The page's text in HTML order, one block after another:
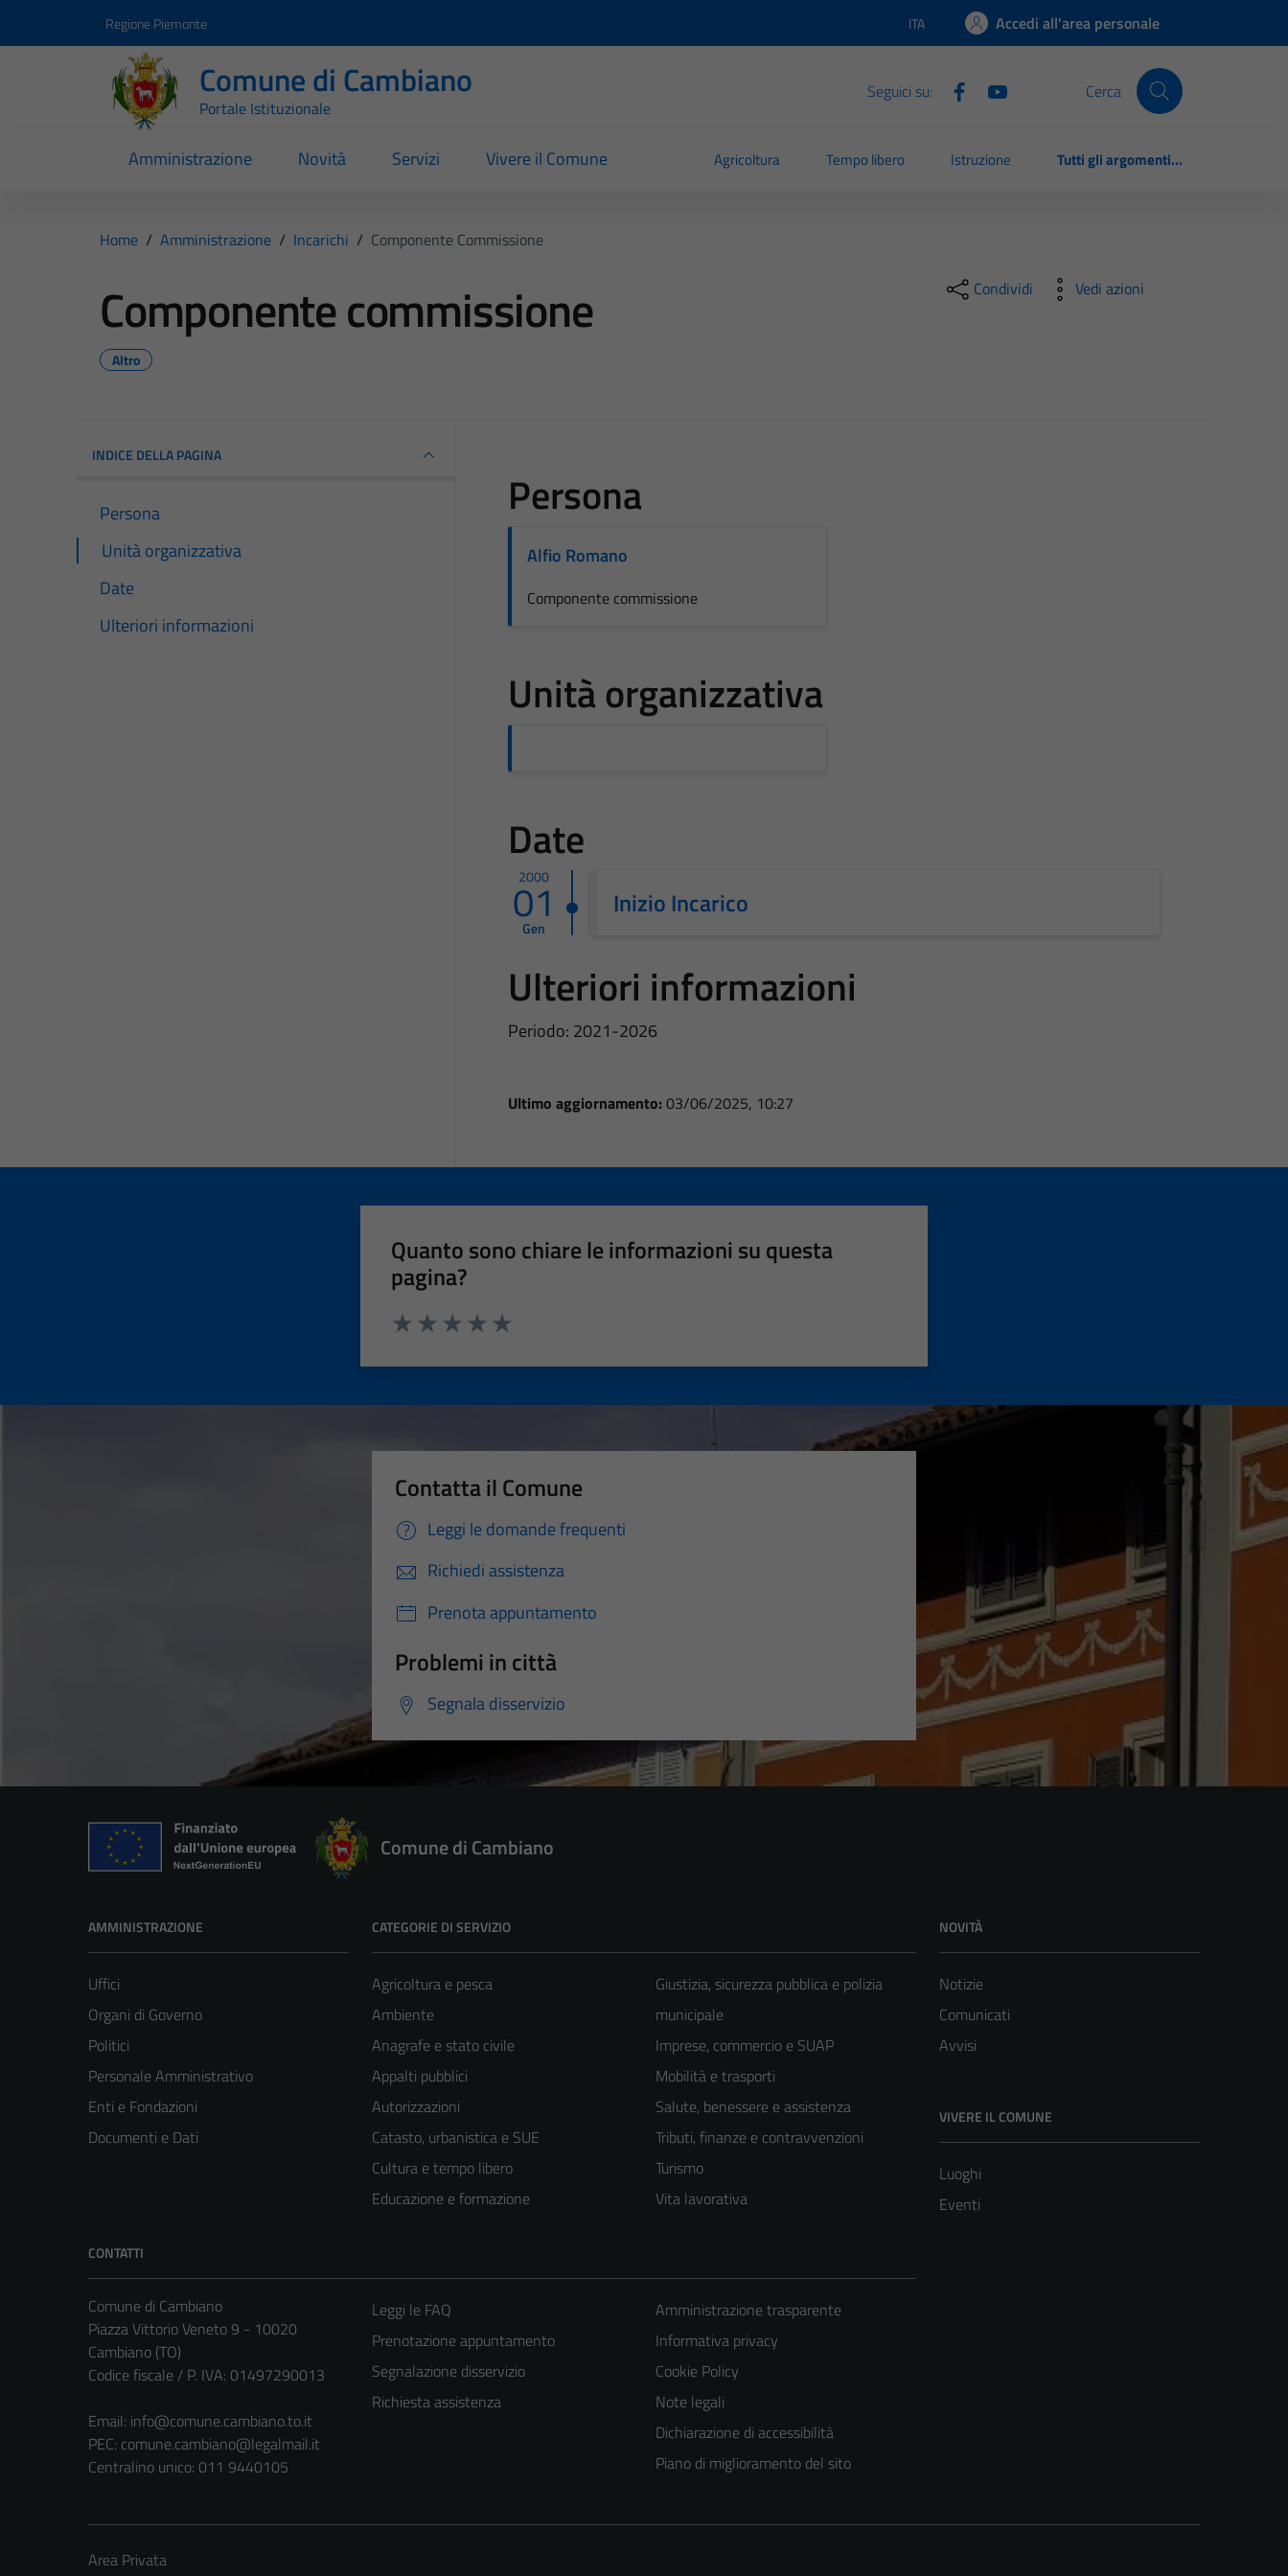
Regione Piemonte Lingua attiva:
ITA Accedi all'area personale
Comune di Cambiano
Portale Istituzionale
Seguici su: Cerca
Amministrazione Novità Servizi Vivere il Comune Agricoltura Tempo libero Istruzione Tutti gli argomenti...
Home / Amministrazione / Incarichi / Componente Commissione
Componente commissione
Altro
Condividi Vedi azioni
INDICE DELLA PAGINA
Persona
Unità organizzativa
Date
Ulteriori informazioni
Persona
Alfio Romano
Componente commissione
Unità organizzativa
Date
2000
01
Gen
Inizio Incarico
Ulteriori informazioni
Periodo: 2021-2026
Ultimo aggiornamento: 03/06/2025, 10:27
Quanto sono chiare le informazioni su questa
pagina?
Contatta il Comune
Leggi le domande frequenti
Richiedi assistenza
Prenota appuntamento
Problemi in città
Segnala disservizio
Comune di Cambiano
AMMINISTRAZIONE
Uffici
Organi di Governo
Politici
Personale Amministrativo
Enti e Fondazioni
Documenti e Dati
CATEGORIE DI SERVIZIO
Agricoltura e pesca
Ambiente
Anagrafe e stato civile
Appalti pubblici
Autorizzazioni
Catasto, urbanistica e SUE
Cultura e tempo libero
Educazione e formazione
Giustizia, sicurezza pubblica e polizia
municipale
Imprese, commercio e SUAP
Mobilità e trasporti
Salute, benessere e assistenza
Tributi, finanze e contravvenzioni
Turismo
Vita lavorativa
NOVITÀ
Notizie
Comunicati
Avvisi
VIVERE IL COMUNE
Luoghi
Eventi
CONTATTI
Comune di Cambiano
Piazza Vittorio Veneto 9 - 10020
Cambiano (TO)
Codice fiscale / P. IVA: 01497290013
Email: info@comune.cambiano.to.it
PEC: comune.cambiano@legalmail.it
Centralino unico: 011 9440105
Leggi le FAQ
Prenotazione appuntamento
Segnalazione disservizio
Richiesta assistenza
Amministrazione trasparente
Informativa privacy
Cookie Policy
Note legali
Dichiarazione di accessibilità
Piano di miglioramento del sito
Area Privata